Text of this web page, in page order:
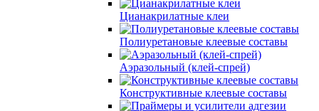
Цианакрилатные клеи
Полиуретановые клеевые составы
Аэразольный (клей-спрей)
Конструктивные клеевые составы